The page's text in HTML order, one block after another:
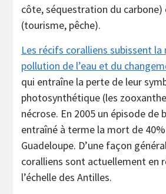
côte, séquestration du
(tourisme, pêche).
Les récifs coralliens subissent la
pollution de l’eau et du
qui entraîne la perte de leur
photosynthétique (les
nécrose. En 2005 un épisode de
entraîné à terme la mort de
Guadeloupe. D’une façon
coralliens sont actuellement en
l’échelle des Antilles.